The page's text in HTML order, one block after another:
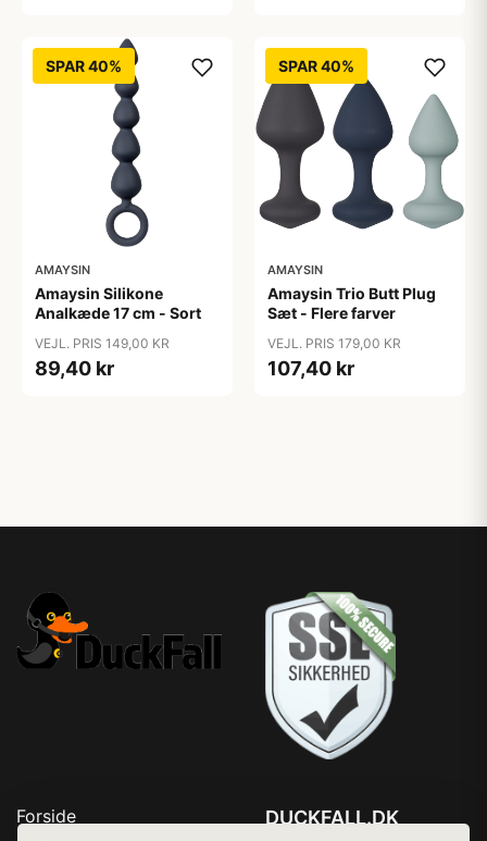
SPAR 40%
AMAYSIN
Amaysin Silikone
Analkæde 17 cm - Sort
VEJL. PRIS 149,00 KR
89,40 kr
SPAR 40%
AMAYSIN
Amaysin Trio Butt Plug
Sæt - Flere farver
VEJL. PRIS 179,00 KR
107,40 kr
Forside
DUCKFALL.DK